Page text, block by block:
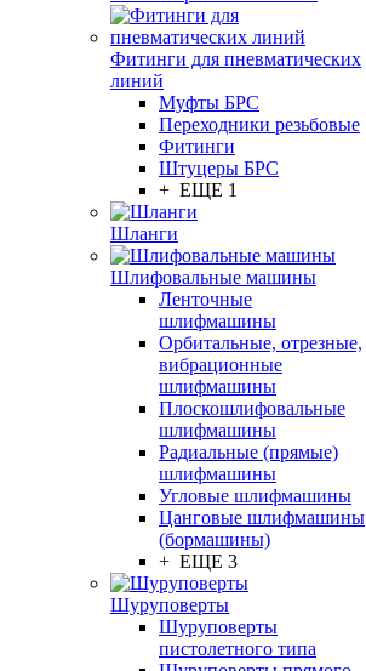
Фитинги для пневматических
линий
Муфты БРС
Переходники резьбовые
Фитинги
Штуцеры БРС
+ ЕЩЕ 1
Шланги
Шлифовальные машины
Ленточные
шлифмашины
Орбитальные, отрезные,
вибрационные
шлифмашины
Плоскошлифовальные
шлифмашины
Радиальные (прямые)
шлифмашины
Угловые шлифмашины
Цанговые шлифмашины
(бормашины)
+ ЕЩЕ 3
Шуруповерты
Шуруповерты
пистолетного типа